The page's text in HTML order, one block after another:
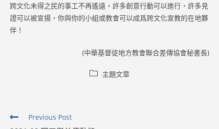
跨文化未得之民的事工不再遙遠，許多創意行動可以進行，許多見
證可以被宣揚，你與你的小組或教會可以成爲跨文化宣教的在地夥
伴！
(中華基督徒地方教會聯合差傳協會秘書長)
Post 主題文章
Read
Previous Post